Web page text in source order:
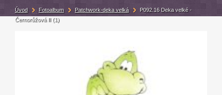
Úvod Fotoalbum Patchwork-deka velká
P092.16 Deka velké -
Černorůžová II (1)